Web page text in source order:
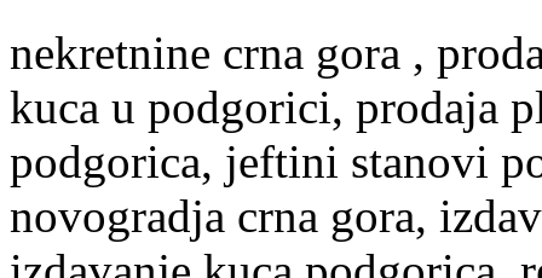
nekretnine crna gora ,
kuca u podgorici, prodaja
podgorica, jeftini stanovi
novogradja crna gora,